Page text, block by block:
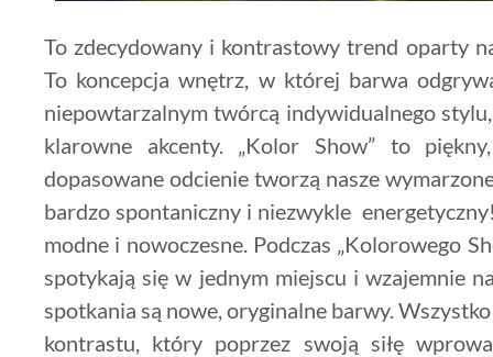
To zdecydowany i kontrastowy trend oparty
To koncepcja wnętrz, w której barwa
niepowtarzalnym twórcą indywidualnego
klarowne akcenty. „Kolor Show” to
dopasowane odcienie tworzą nasze
bardzo spontaniczny i niezwykle
modne i nowoczesne. Podczas „Kolorowego
spotykają się w jednym miejscu i wzajemnie
spotkania są nowe, oryginalne barwy.
kontrastu, który poprzez swoją siłę